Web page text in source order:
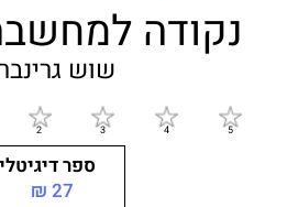
נקודה
שוש
ספר דיגיטלי
27 ₪